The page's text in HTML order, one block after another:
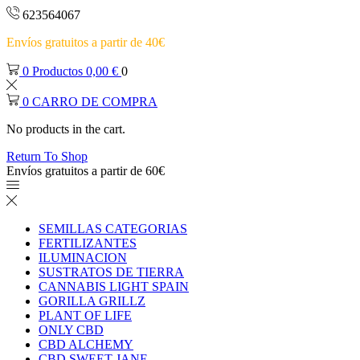
623564067
Envíos gratuitos a partir de 40€
0 Productos 0,00 € 0
0 CARRO DE COMPRA
No products in the cart.
Return To Shop
Envíos gratuitos a partir de 60€
SEMILLAS CATEGORIAS
FERTILIZANTES
ILUMINACION
SUSTRATOS DE TIERRA
CANNABIS LIGHT SPAIN
GORILLA GRILLZ
PLANT OF LIFE
ONLY CBD
CBD ALCHEMY